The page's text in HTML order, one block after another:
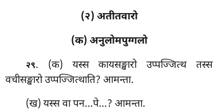
(२) अतीतवारो
(क) अनुलोमपुग्गलो
२९. (क) यस्स कायसङ्खारो उप्पज्जित्थ तस्स
वचीसङ्खारो उप्पज्जित्थाति? आमन्ता.
(ख) यस्स वा पन…पे…? आमन्ता.